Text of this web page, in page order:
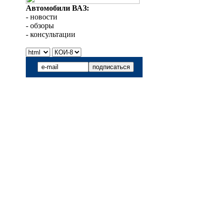
Автомобили ВАЗ:
- новости
- обзоры
- консультации